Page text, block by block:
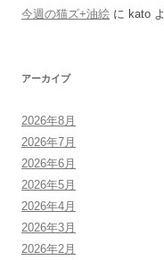
今週の猫ズ+油絵 に kato
アーカイブ
2026年8月
2026年7月
2026年6月
2026年5月
2026年4月
2026年3月
2026年2月